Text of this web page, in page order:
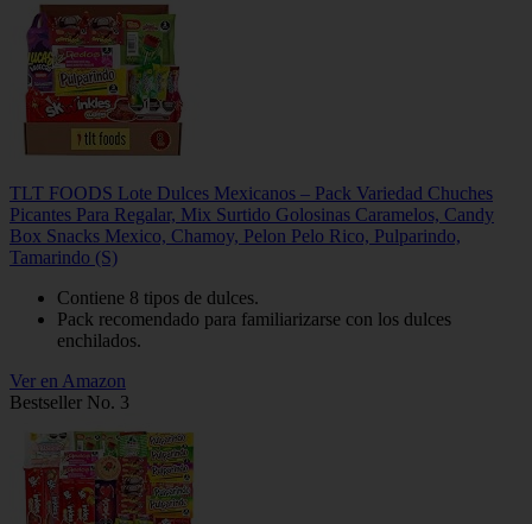
TLT FOODS Lote Dulces Mexicanos – Pack Variedad Chuches
Picantes Para Regalar, Mix Surtido Golosinas Caramelos, Candy
Box Snacks Mexico, Chamoy, Pelon Pelo Rico, Pulparindo,
Tamarindo (S)
Contiene 8 tipos de dulces.
Pack recomendado para familiarizarse con los dulces
enchilados.
Ver en Amazon
Bestseller No. 3